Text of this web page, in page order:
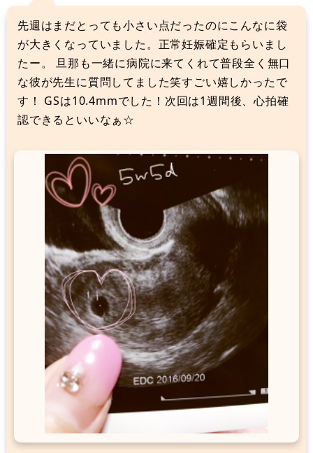
先週はまだとっても小さい点だったのにこんなに袋
が大きくなっていました。正常妊娠確定もらいまし
たー。 旦那も一緒に病院に来てくれて普段全く無口
な彼が先生に質問してました笑すごい嬉しかったで
す！ GSは10.4mmでした！次回は1週間後、心拍確
認できるといいなぁ☆